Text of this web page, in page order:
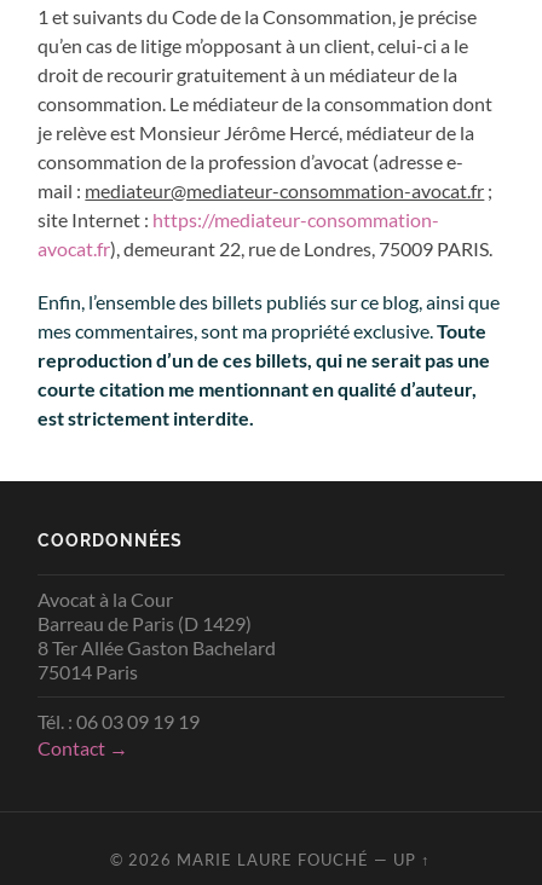
1 et suivants du Code de la Consommation, je précise
qu’en cas de litige m’opposant à un client, celui-ci a le
droit de recourir gratuitement à un médiateur de la
consommation. Le médiateur de la consommation dont
je relève est Monsieur Jérôme Hercé, médiateur de la
consommation de la profession d’avocat (adresse e-
mail : mediateur@mediateur-consommation-avocat.fr ;
site Internet : https://mediateur-consommation-
avocat.fr), demeurant 22, rue de Londres, 75009 PARIS.
Enfin, l’ensemble des billets publiés sur ce blog, ainsi que
mes commentaires, sont ma propriété exclusive. Toute
reproduction d’un de ces billets, qui ne serait pas une
courte citation me mentionnant en qualité d’auteur,
est strictement interdite.
COORDONNÉES
Avocat à la Cour
Barreau de Paris (D 1429)
8 Ter Allée Gaston Bachelard
75014 Paris
Tél. : 06 03 09 19 19
Contact →
© 2026 MARIE LAURE FOUCHÉ — UP ↑